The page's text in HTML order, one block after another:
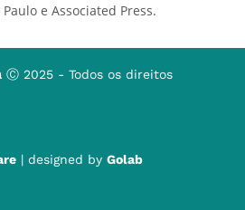
e Associated Press.
Ⓒ 2025 - Todos os direitos
| designed by Golab